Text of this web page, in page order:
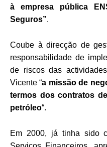
à empresa pública
Seguros”.
Coube à direcção de
responsabilidade de
de riscos das
Vicente “a missão de
termos dos contratos
petróleo“.
Em 2000, já tinha sido